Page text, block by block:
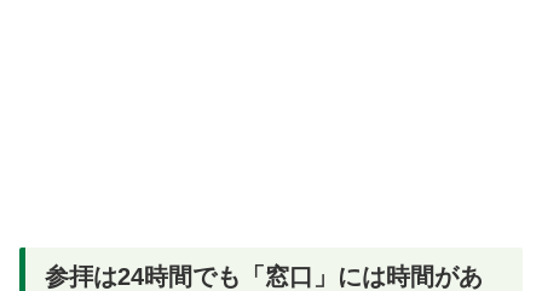
参拝は24時間でも「窓口」には時間があ